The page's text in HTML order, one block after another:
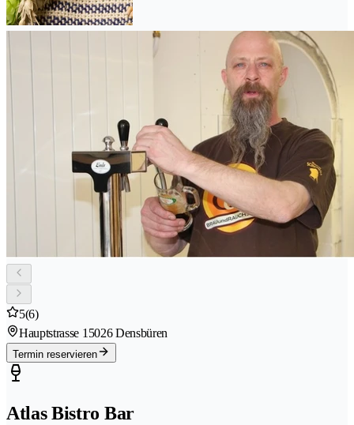
5(6)
Hauptstrasse 1 5026 Densbüren
Termin reservieren
Atlas Bistro Bar